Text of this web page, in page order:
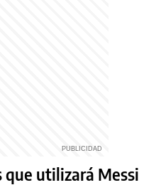
que utilizará Messi